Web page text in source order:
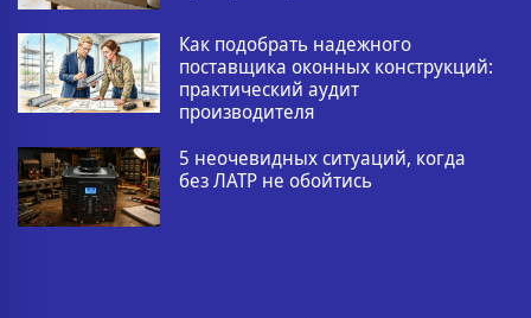
Как подобрать надежного
поставщика оконных конструкций:
практический аудит
производителя
5 неочевидных ситуаций, когда
без ЛАТР не обойтись